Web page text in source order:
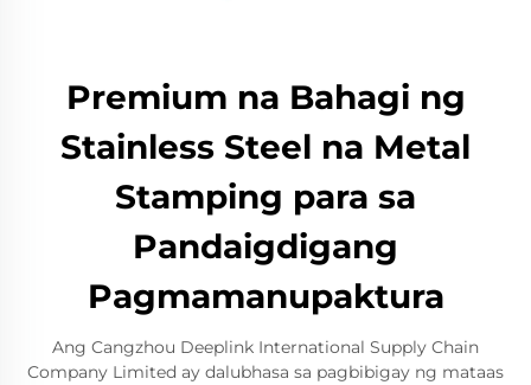
Premium na Bahagi ng
Stainless Steel na Metal
Stamping para sa
Pandaigdigang
Pagmamanupaktura
Ang Cangzhou Deeplink International Supply Chain
Company Limited ay dalubhasa sa pagbibigay ng mataas